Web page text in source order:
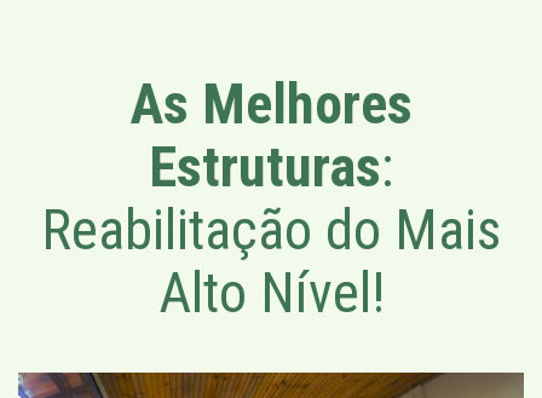
As Melhores
Estruturas:
Reabilitação do Mais
Alto Nível!